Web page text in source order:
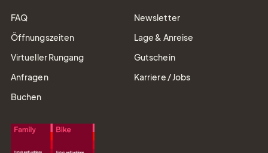
FAQ
Öffnungszeiten
Virtueller Rungang
Anfragen
Buchen
Newsletter
Lage & Anreise
Gutschein
Karriere / Jobs